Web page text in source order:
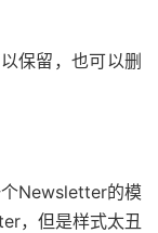
保留，也可以删
Newsletter的模
，但是样式太丑